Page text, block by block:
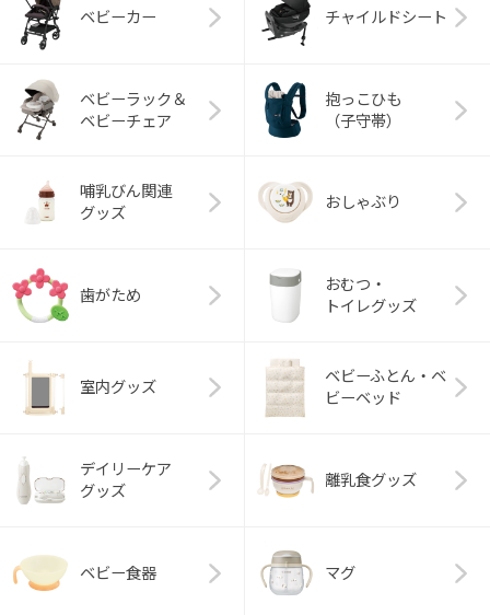
ベビーカー チャイルドシート
ベビーラック＆
ベビーチェア
抱っこひも
（子守帯）
哺乳びん関連
グッズ
おしゃぶり
歯がため
おむつ・
トイレグッズ
室内グッズ
ベビーふとん・ベ
ビーベッド
デイリーケア
グッズ
離乳食グッズ
ベビー食器 マグ